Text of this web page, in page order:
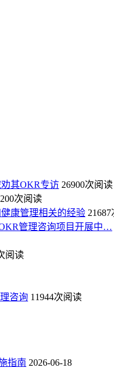
其OKR专访 26900次阅读
次阅读
康管理相关的经验
管理咨询项目开展中…
阅读
咨询 11944次阅读
指南 2026-06-18